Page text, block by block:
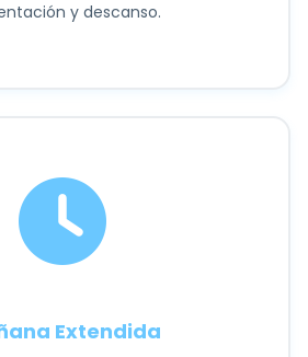
y descanso.
Extendida